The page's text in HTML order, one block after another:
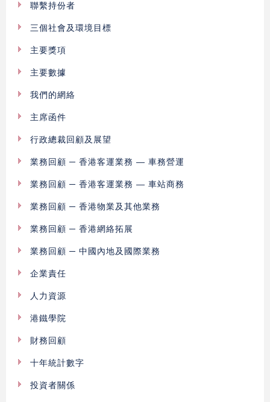
聯繫持份者
三個社會及環境目標
主要獎項
主要數據
我們的網絡
主席函件
行政總裁回顧及展望
業務回顧 ─ 香港客運業務 — 車務營運
業務回顧 ─ 香港客運業務 — 車站商務
業務回顧 ─ 香港物業及其他業務
業務回顧 ─ 香港網絡拓展
業務回顧 ─ 中國內地及國際業務
企業責任
人力資源
港鐵學院
財務回顧
十年統計數字
投資者關係